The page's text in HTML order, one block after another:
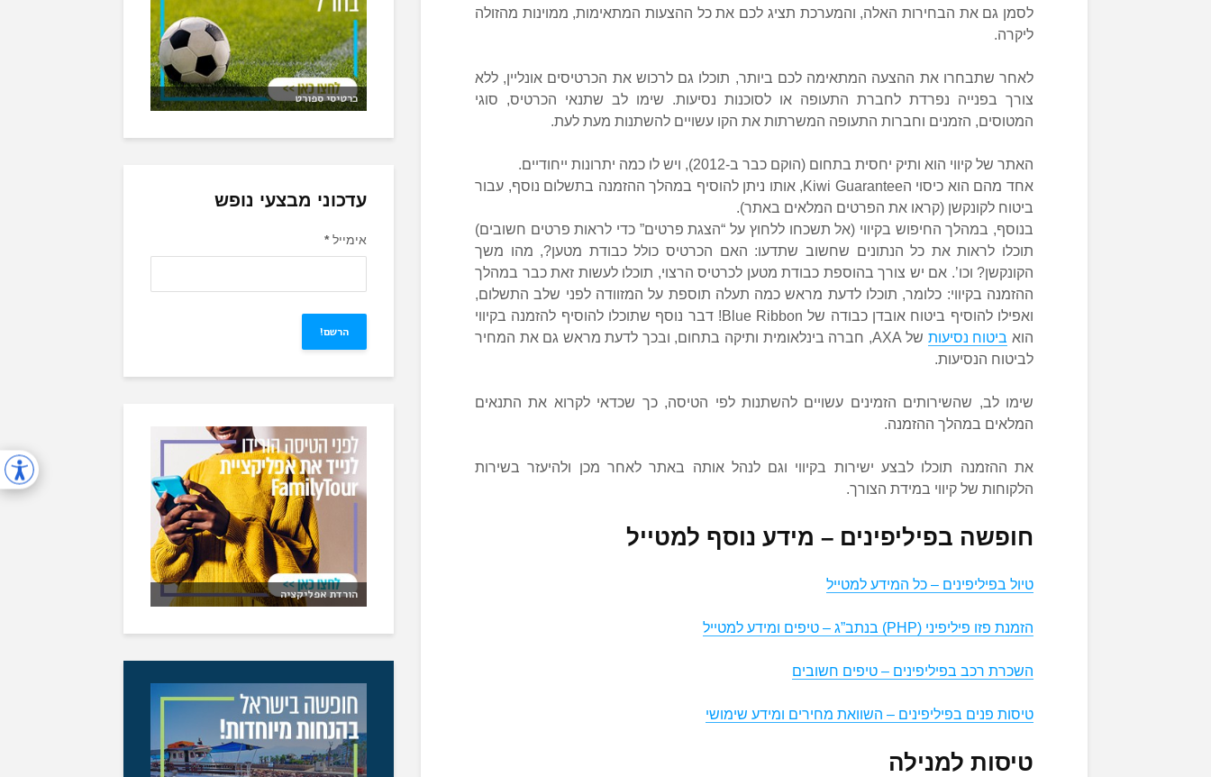
לסמן גם את הבחירות האלה, והמערכת תציג לכם את כל ההצעות המתאימות, ממוינות מהזולה
ליקרה.
לאחר שתבחרו את ההצעה המתאימה לכם ביותר, תוכלו גם לרכוש את הכרטיסים אונליין, ללא
צורך בפנייה נפרדת לחברת התעופה או לסוכנות נסיעות. שימו לב שתנאי הכרטיס, סוגי
המטוסים, הזמנים וחברות התעופה המשרתות את הקו עשויים להשתנות מעת לעת.
האתר של קיווי הוא ותיק יחסית בתחום (הוקם כבר ב-2012), ויש לו כמה יתרונות ייחודיים.
אחד מהם הוא כיסוי הKiwi Guarantee, אותו ניתן להוסיף במהלך ההזמנה בתשלום נוסף, עבור
ביטוח לקונקשן (קראו את הפרטים המלאים באתר).
בנוסף, במהלך החיפוש בקיווי (אל תשכחו ללחוץ על “הצגת פרטים” כדי לראות פרטים חשובים)
תוכלו לראות את כל הנתונים שחשוב שתדעו: האם הכרטיס כולל כבודת מטען?, מהו משך
הקונקשן? וכו’. אם יש צורך בהוספת כבודת מטען לכרטיס הרצוי, תוכלו לעשות זאת כבר במהלך
ההזמנה בקיווי: כלומר, תוכלו לדעת מראש כמה תעלה תוספת על המזוודה לפני שלב התשלום,
ואפילו להוסיף ביטוח אובדן כבודה של Blue Ribbon! דבר נוסף שתוכלו להוסיף להזמנה בקיווי
הוא ביטוח נסיעות
של AXA, חברה בינלאומית ותיקה בתחום, ובכך לדעת מראש גם את המחיר
לביטוח הנסיעות.
שימו לב, שהשירותים הזמינים עשויים להשתנות לפי הטיסה, כך שכדאי לקרוא את התנאים
המלאים במהלך ההזמנה.
את ההזמנה תוכלו לבצע ישירות בקיווי וגם לנהל אותה באתר לאחר מכן ולהיעזר בשירות
הלקוחות של קיווי במידת הצורך.
חופשה בפיליפינים – מידע נוסף למטייל
טיול בפיליפינים – כל המידע למטייל
הזמנת פזו פיליפיני (PHP) בנתב”ג – טיפים ומידע למטייל
השכרת רכב בפיליפינים – טיפים חשובים
טיסות פנים בפיליפינים – השוואת מחירים ומידע שימושי
טיסות למנילה
כרטיסי ספורט
עדכוני מבצעי נופש
אימייל*
הורדת אפליקציה